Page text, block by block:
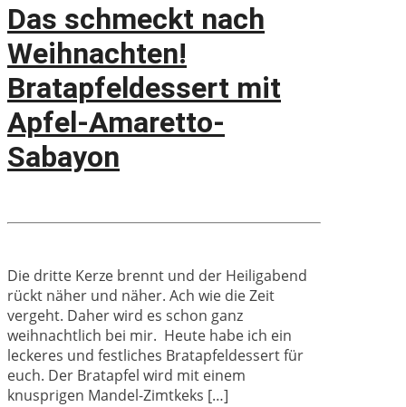
Das schmeckt nach
Weihnachten!
Bratapfeldessert mit
Apfel-Amaretto-
Sabayon
Die dritte Kerze brennt und der Heiligabend
rückt näher und näher. Ach wie die Zeit
vergeht. Daher wird es schon ganz
weihnachtlich bei mir. Heute habe ich ein
leckeres und festliches Bratapfeldessert für
euch. Der Bratapfel wird mit einem
knusprigen Mandel-Zimtkeks […]